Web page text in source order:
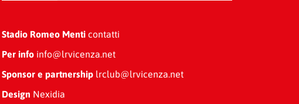
Stadio Romeo Menticontatti
Per infoinfo@lrvicenza.net
Sponsor e partnershiplrclub@lrvicenza.net
Design Nexidia